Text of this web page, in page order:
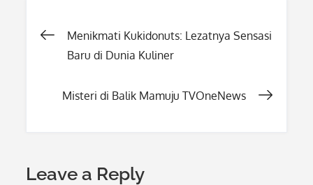
Post
Menikmati Kukidonuts: Lezatnya Sensasi
Baru di Dunia Kuliner
Misteri di Balik Mamuju TVOneNews
Leave a Reply